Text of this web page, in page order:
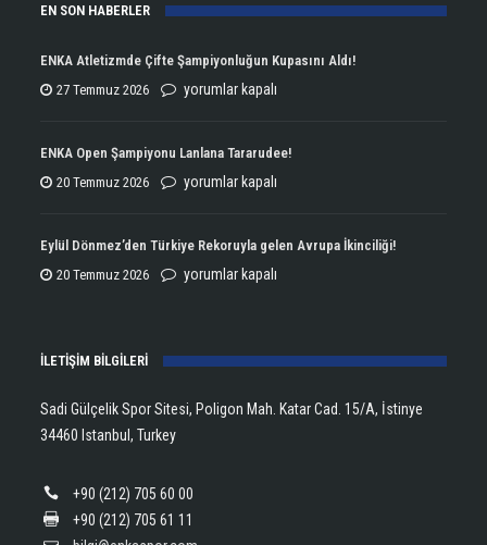
EN SON HABERLER
ENKA Atletizmde Çifte Şampiyonluğun Kupasını Aldı!
27 Temmuz 2026
ENKA
Çifte
Şampiyonluğun
yorumlar kapalı
ENKA Open Şampiyonu Lanlana Tararudee!
20 Temmuz 2026
ENKA
Şampiyonu
Lanlana
yorumlar kapalı
Eylül Dönmez’den Türkiye Rekoruyla gelen Avrupa İkinciliği!
20 Temmuz 2026
Eylül
Rekoruyla
Avrupa
yorumlar kapalı
İLETİŞİM BİLGİLERİ
Sadi Gülçelik Spor Sitesi, Poligon Mah. Katar Cad. 15/A, İstinye
34460 Istanbul, Turkey
+90 (212) 705 60 00
+90 (212) 705 61 11